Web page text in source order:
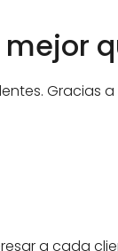
Gracias
a cada